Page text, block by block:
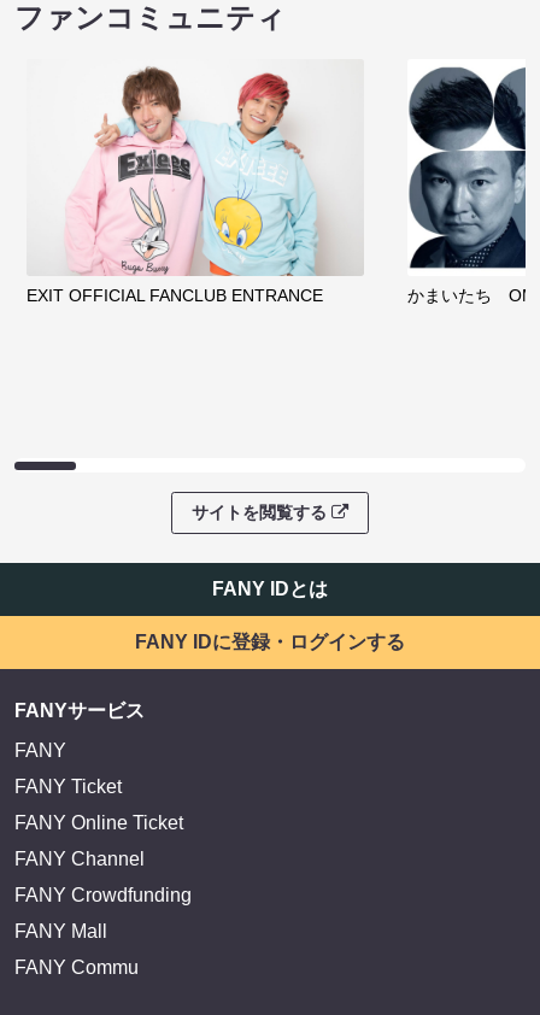
ファンコミュニティ
EXIT OFFICIAL FANCLUB ENTRANCE かまいたち
サイトを閲覧する
FANY IDとは
FANY IDに登録・ログインする
FANYサービス
FANY
FANY Ticket
FANY Online Ticket
FANY Channel
FANY Crowdfunding
FANY Mall
FANY Commu